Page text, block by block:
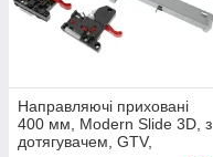
Направляючі приховані
400 мм, Modern Slide 3D, з
дотягувачем, GTV,